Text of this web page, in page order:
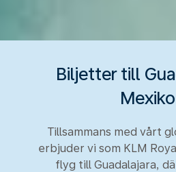
Biljetter till
Mexiko
Tillsammans med vårt
erbjuder vi som KLM
flyg till Guadalajara,